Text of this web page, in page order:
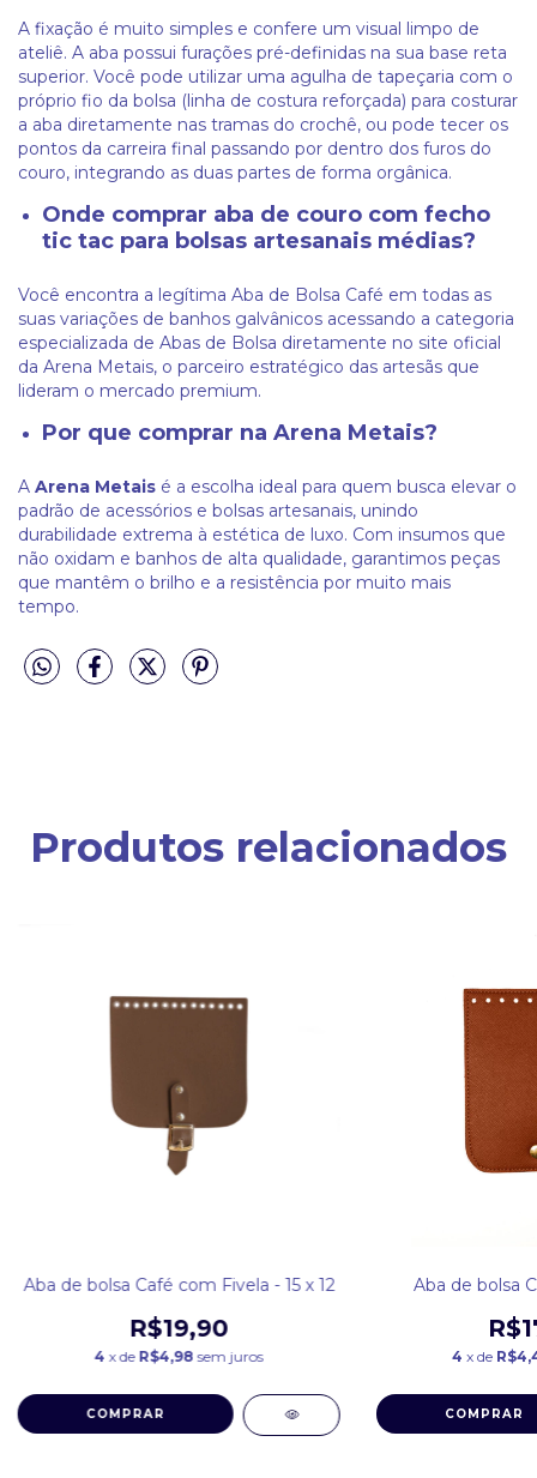
A fixação é muito simples e confere um visual limpo de
ateliê. A aba possui furações pré-definidas na sua base reta
superior. Você pode utilizar uma agulha de tapeçaria com o
próprio fio da bolsa (linha de costura reforçada) para costurar
a aba diretamente nas tramas do crochê, ou pode tecer os
pontos da carreira final passando por dentro dos furos do
couro, integrando as duas partes de forma orgânica.
Onde comprar aba de couro com fecho
tic tac para bolsas artesanais médias?
Você encontra a legítima Aba de Bolsa Café em todas as
suas variações de banhos galvânicos acessando a categoria
especializada de Abas de Bolsa diretamente no site oficial
da Arena Metais, o parceiro estratégico das artesãs que
lideram o mercado premium.
Por que comprar na Arena Metais?
A Arena Metais é a escolha ideal para quem busca elevar o
padrão de acessórios e bolsas artesanais, unindo
durabilidade extrema à estética de luxo. Com insumos que
não oxidam e banhos de alta qualidade, garantimos peças
que mantêm o brilho e a resistência por muito mais
tempo.
Produtos relacionados
Aba de bolsa Café com Fivela - 15 x 12
R$19,90
4 x de R$4,98 sem juros
COMPRAR
Aba de bolsa
4 x de
COMPRAR